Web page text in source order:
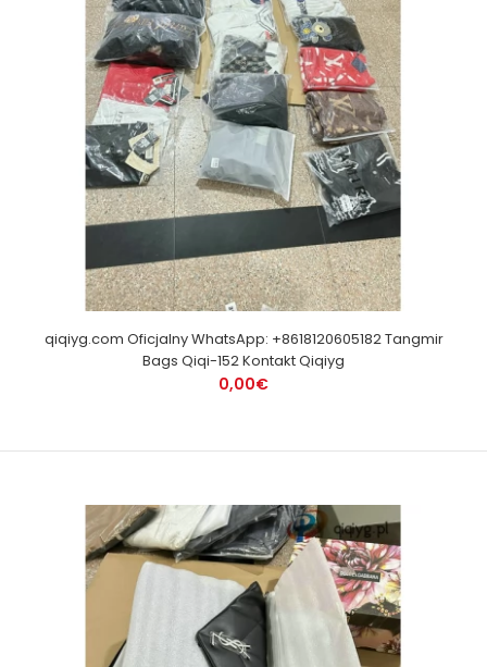
qiqiyg.com Oficjalny WhatsApp: +8618120605182 Tangmir
Bags Qiqi-152 Kontakt Qiqiyg
0,00€